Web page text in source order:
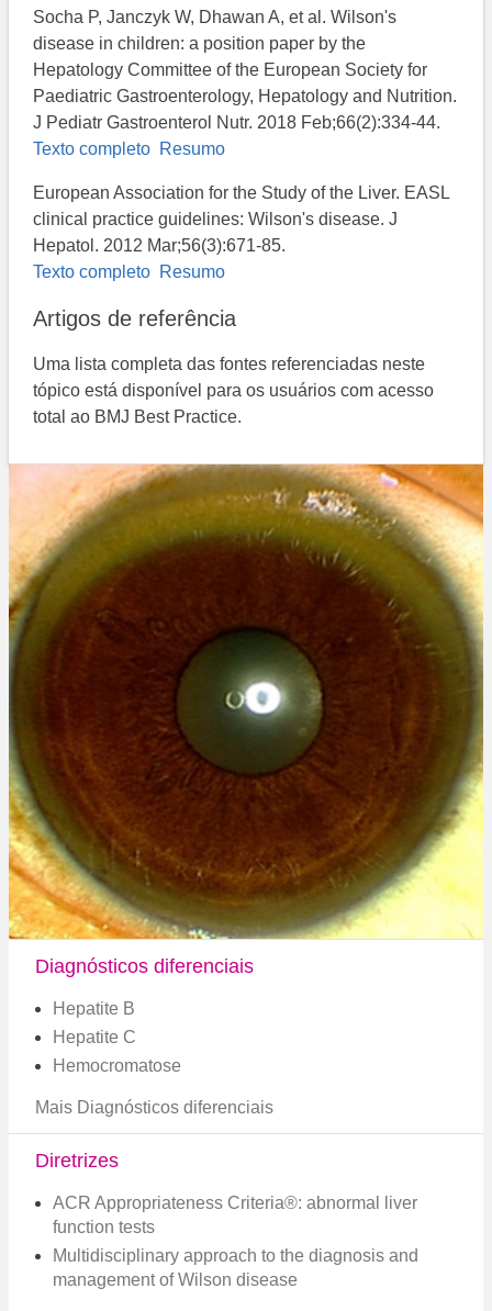
Socha P, Janczyk W, Dhawan A, et al. Wilson's
disease in children: a position paper by the
Hepatology Committee of the European Society for
Paediatric Gastroenterology, Hepatology and Nutrition.
J Pediatr Gastroenterol Nutr. 2018 Feb;66(2):334-44.
Texto completo Resumo
European Association for the Study of the Liver. EASL
clinical practice guidelines: Wilson's disease. J
Hepatol. 2012 Mar;56(3):671-85.
Texto completo Resumo
Artigos de referência
Uma lista completa das fontes referenciadas neste
tópico está disponível para os usuários com acesso
total ao BMJ Best Practice.
Diagnósticos diferenciais
Hepatite B
Hepatite C
Hemocromatose
Mais Diagnósticos diferenciais
Diretrizes
ACR Appropriateness Criteria®: abnormal liver
function tests
Multidisciplinary approach to the diagnosis and
management of Wilson disease